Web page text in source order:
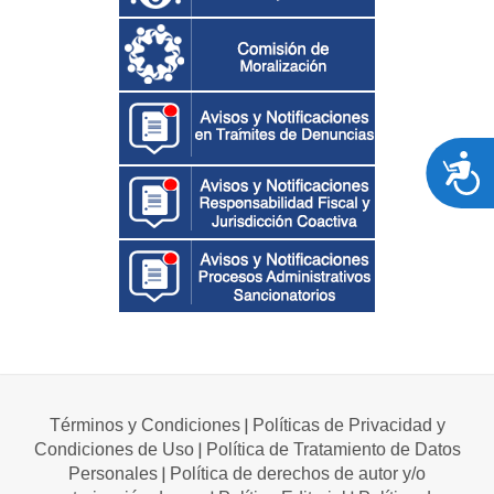
Términos y Condiciones| Políticas de Privacidad y
Condiciones de Uso| Política de Tratamiento de Datos
Personales | Política de derechos de autor y/o